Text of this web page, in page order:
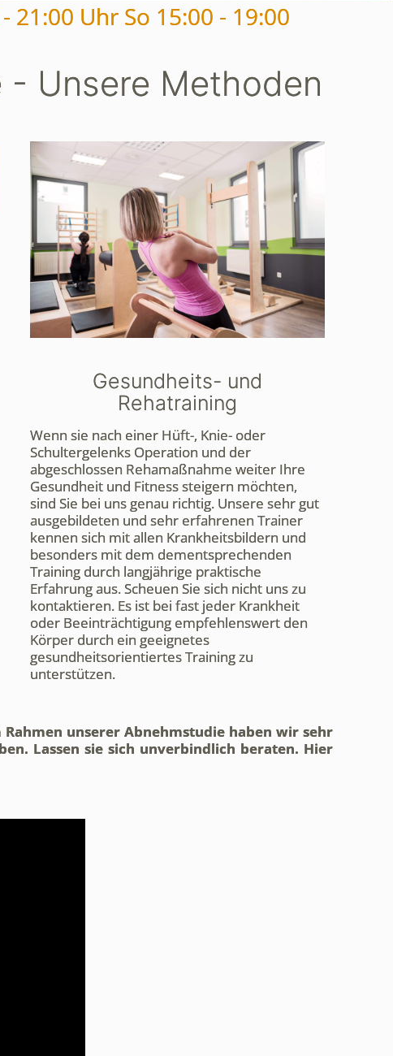
21:00 Uhr So 15:00 - 19:00
Unsere Methoden
Gesundheits- und
Rehatraining
Wenn sie nach einer Hüft-, Knie- oder
Schultergelenks Operation und der
abgeschlossen Rehamaßnahme weiter Ihre
Gesundheit und Fitness steigern möchten,
sind Sie bei uns genau richtig. Unsere sehr gut
ausgebildeten und sehr erfahrenen Trainer
kennen sich mit allen Krankheitsbildern und
besonders mit dem dementsprechenden
Training durch langjährige praktische
Erfahrung aus. Scheuen Sie sich nicht uns zu
kontaktieren. Es ist bei fast jeder Krankheit
oder Beeinträchtigung empfehlenswert den
Körper durch ein geeignetes
gesundheitsorientiertes Training zu
unterstützen.
unserer Abnehmstudie haben wir sehr
Lassen sie sich unverbindlich beraten. Hier